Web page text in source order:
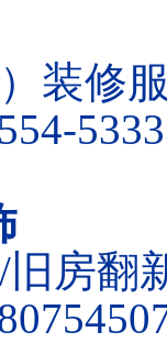
装修
旧房翻